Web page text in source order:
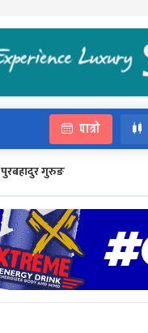
पात्रो
पुरबहादुर गुरुङ